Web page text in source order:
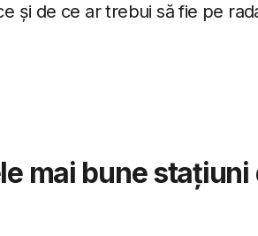
și de ce ar trebui să fie pe
mai bune stațiuni